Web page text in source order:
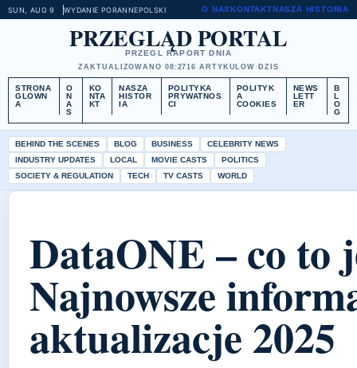
SUN, AUG 9 WYDANIE PORANNEPOLSKI O NASKONTAKTNASZA HISTORIA
PRZEGLĄD PORTAL
PRZEGL RAPORT DNIA
ZAKTUALIZOWANO 08:2716 ARTYKULOW DZIS
STRONA
GLOWN
A
O
N
A
S
KO
NTA
KT
NASZA
HISTOR
IA
POLITYKA
PRYWATNOS
CI
POLITYK
A
COOKIES
NEWS
LETT
ER
B
L
O
G
BEHIND THE SCENES BLOG BUSINESS
CELEBRITY NEWS
INDUSTRY UPDATES
LOCAL MOVIE CASTS
POLITICS
SOCIETY & REGULATION
TECH TV CASTS WORLD
DataONE – co to
Najnowsze
aktualizacje 2025